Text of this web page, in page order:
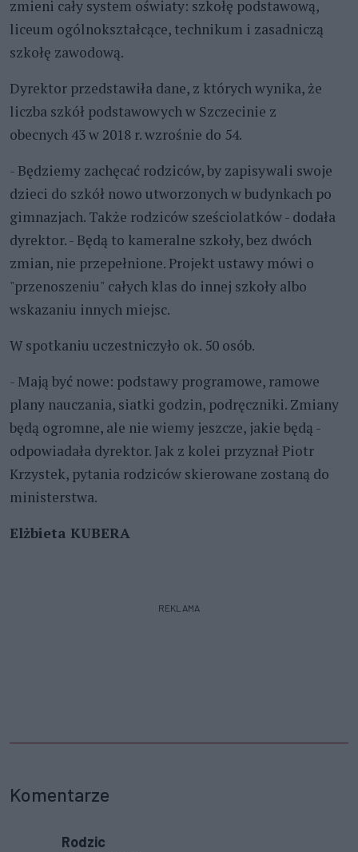
zmieni cały system oświaty: szkołę podstawową,
liceum ogólnokształcące, technikum i zasadniczą
szkołę zawodową.
Dyrektor przedstawiła dane, z których wynika, że
liczba szkół podstawowych w Szczecinie z
obecnych 43 w 2018 r. wzrośnie do 54.
- Będziemy zachęcać rodziców, by zapisywali swoje
dzieci do szkół nowo utworzonych w budynkach po
gimnazjach. Także rodziców sześciolatków - dodała
dyrektor. - Będą to kameralne szkoły, bez dwóch
zmian, nie przepełnione. Projekt ustawy mówi o
"przenoszeniu" całych klas do innej szkoły albo
wskazaniu innych miejsc.
W spotkaniu uczestniczyło ok. 50 osób.
- Mają być nowe: podstawy programowe, ramowe
plany nauczania, siatki godzin, podręczniki. Zmiany
będą ogromne, ale nie wiemy jeszcze, jakie będą -
odpowiadała dyrektor. Jak z kolei przyznał Piotr
Krzystek, pytania rodziców skierowane zostaną do
ministerstwa.
Elżbieta KUBERA
REKLAMA
Komentarze
Rodzic